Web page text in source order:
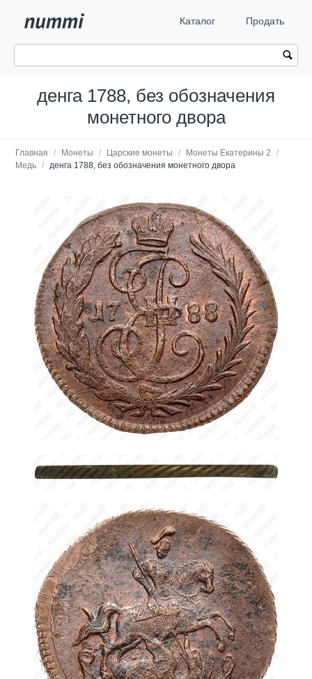
Каталог Продать
денга 1788, без обозначения
монетного двора
Главная / Монеты / Царские монеты / Монеты Екатерины 2
/
Медь / денга 1788, без обозначения монетного двора